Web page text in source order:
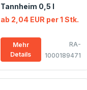
Tannheim 0,5 l
ab 2,04 EUR per 1 Stk.
Mehr
Details
RA-
1000189471